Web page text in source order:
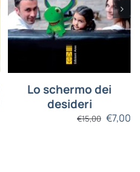
Lo schermo dei
desideri
€15,00 €7,00